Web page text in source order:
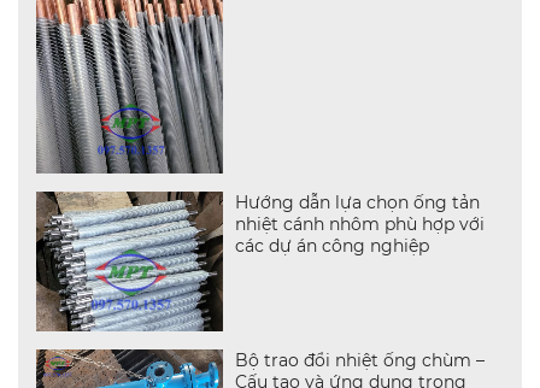
Hướng dẫn lựa chọn ống tản
nhiệt cánh nhôm phù hợp với
các dự án công nghiệp
Bộ trao đổi nhiệt ống chùm –
Cấu tạo và ứng dụng trong